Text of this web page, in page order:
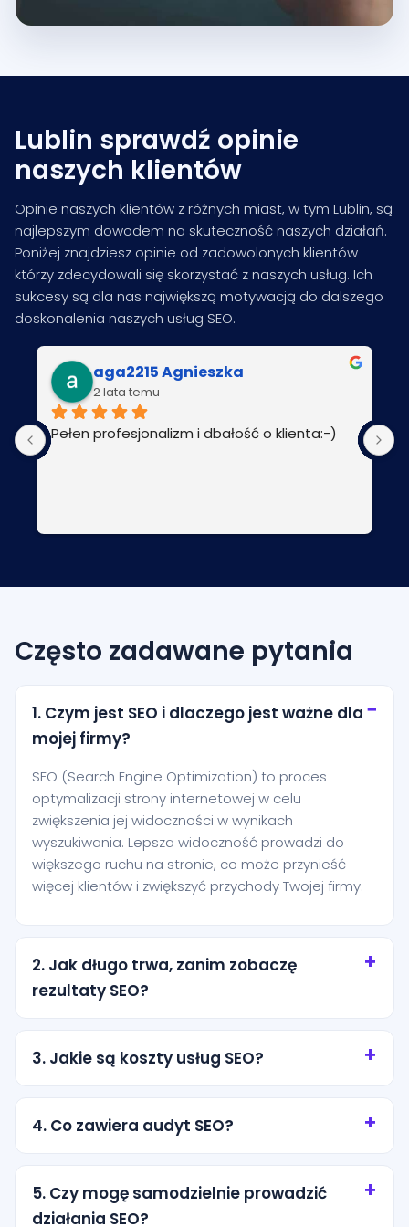
Lublin sprawdź opinie
naszych klientów
Opinie naszych klientów z różnych miast, w tym Lublin, są
najlepszym dowodem na skuteczność naszych działań.
Poniżej znajdziesz opinie od zadowolonych klientów
którzy zdecydowali się skorzystać z naszych usług. Ich
sukcesy są dla nas największą motywacją do dalszego
doskonalenia naszych usług SEO.
aga2215 Agnieszka
2 lata temu
Pełen profesjonalizm i dbałość o klienta:-)
Często zadawane pytania
1. Czym jest SEO i dlaczego jest ważne dla
mojej firmy?
SEO (Search Engine Optimization) to proces
optymalizacji strony internetowej w celu
zwiększenia jej widoczności w wynikach
wyszukiwania. Lepsza widoczność prowadzi do
większego ruchu na stronie, co może przynieść
więcej klientów i zwiększyć przychody Twojej firmy.
2. Jak długo trwa, zanim zobaczę
rezultaty SEO?
SEO to proces długoterminowy, a rezultaty mogą
zależeć od wielu czynników, takich jak konkurencja,
aktualny stan Twojej strony i wybrana strategia.
Zazwyczaj widoczne efekty pojawiają się po kilku
miesiącach systematycznych działań.
3. Jakie są koszty usług SEO?
Koszty usług SEO mogą się różnić w zależności od
zakresu działań, konkurencyjności branży oraz
specyficznych potrzeb Twojej firmy. W enobo
oferujemy spersonalizowane wyceny oparte na
indywidualnych wymaganiach każdego klienta.
4. Co zawiera audyt SEO?
Audyt SEO obejmuje analizę techniczną strony,
ocenę jakości treści, badanie profilu linków
zwrotnych oraz identyfikację słabych punktów,
5. Czy mogę samodzielnie prowadzić
działania SEO?